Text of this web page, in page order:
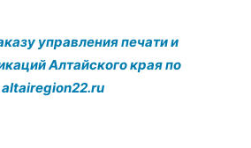
управления печати и
Алтайского края по